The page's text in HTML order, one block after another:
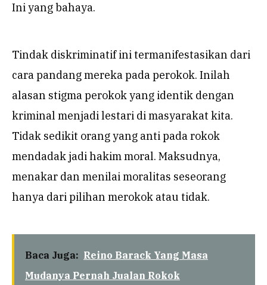
Ini yang bahaya.
Tindak diskriminatif ini termanifestasikan dari
cara pandang mereka pada perokok. Inilah
alasan stigma perokok yang identik dengan
kriminal menjadi lestari di masyarakat kita.
Tidak sedikit orang yang anti pada rokok
mendadak jadi hakim moral. Maksudnya,
menakar dan menilai moralitas seseorang
hanya dari pilihan merokok atau tidak.
Baca Juga: Reino Barack Yang Masa
Mudanya Pernah Jualan Rokok